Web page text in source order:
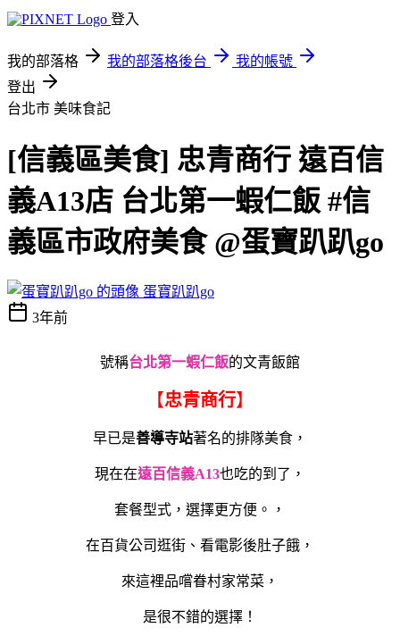
登入
我的部落格 我的部落格後台
我的帳號
登出
台北市 美味食記
[信義區美食] 忠青商行 遠百信
義A13店 台北第一蝦仁飯 #信
義區市政府美食 @蛋寶趴趴go
蛋寶趴趴go
3年前
號稱台北第一蝦仁飯的文青飯館
【忠青商行】
早已是善導寺站著名的排隊美食，
現在在遠百信義A13也吃的到了，
套餐型式，選擇更方便。，
在百貨公司逛街、看電影後肚子餓，
來這裡品嚐眷村家常菜，
是很不錯的選擇！